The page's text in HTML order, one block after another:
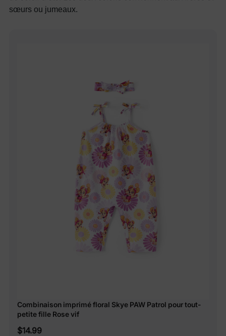
sœurs ou jumeaux.
Combinaison imprimé floral Skye PAW Patrol pour tout-
petite fille Rose vif
$14.99